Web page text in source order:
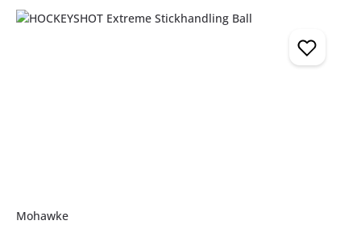
Bildergalerie überspringen
Mohawke